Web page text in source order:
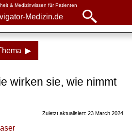
& Medizinwissen für Patienten
Medizin.de
▶
wirken sie, wie nimmt
Zuletzt aktualisiert: 23 March 2024